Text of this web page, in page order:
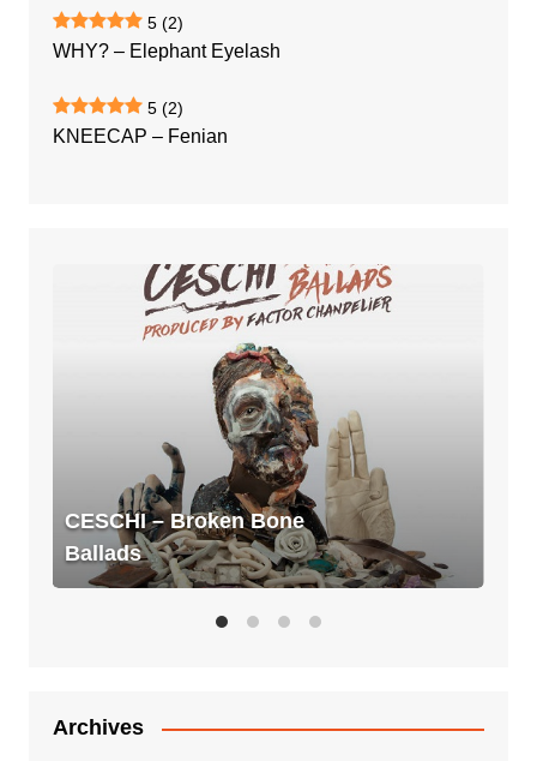
5 (2)
WHY? – Elephant Eyelash
5 (2)
KNEECAP – Fenian
CESCHI – Broken Bone
Ballads
Archives